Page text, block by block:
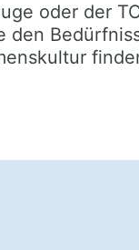
oder der
den